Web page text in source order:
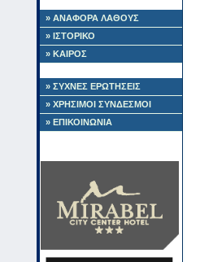
» ΑΝΑΦΟΡΑ ΛΑΘΟΥΣ
» ΙΣΤΟΡΙΚΟ
» ΚΑΙΡΟΣ
» ΣΥΧΝΕΣ ΕΡΩΤΗΣΕΙΣ
» ΧΡΗΣΙΜΟΙ ΣΥΝΔΕΣΜΟΙ
» ΕΠΙΚΟΙΝΩΝΙΑ